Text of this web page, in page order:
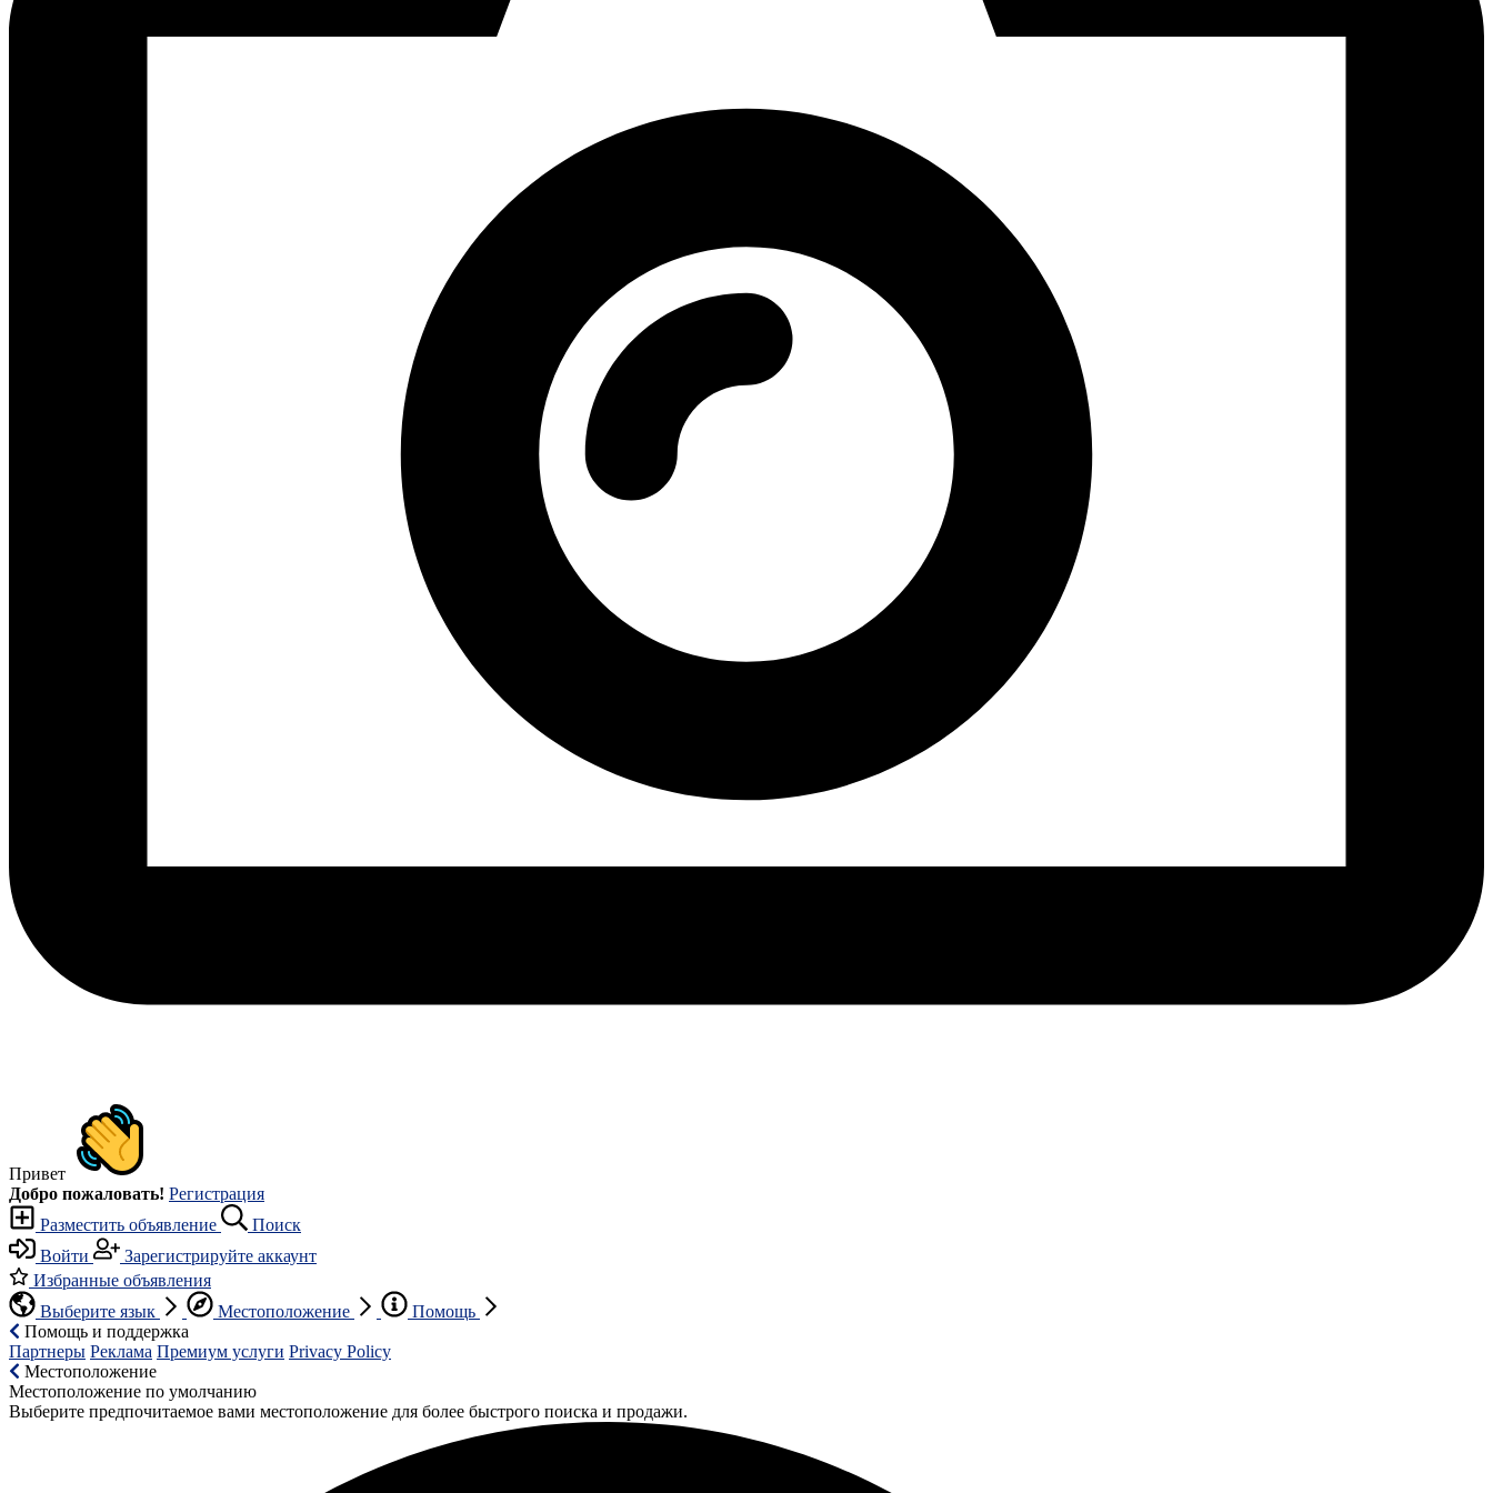
Привет
Добро пожаловать! Регистрация
Разместить объявление
Поиск
Войти
Зарегистрируйте аккаунт
Избранные объявления
Выберите язык
Местоположение
Помощь
Помощь и поддержка
Партнеры Реклама Премиум услуги Privacy Policy
Местоположение
Местоположение по умолчанию
Выберите предпочитаемое вами местоположение для более быстрого поиска и продажи.